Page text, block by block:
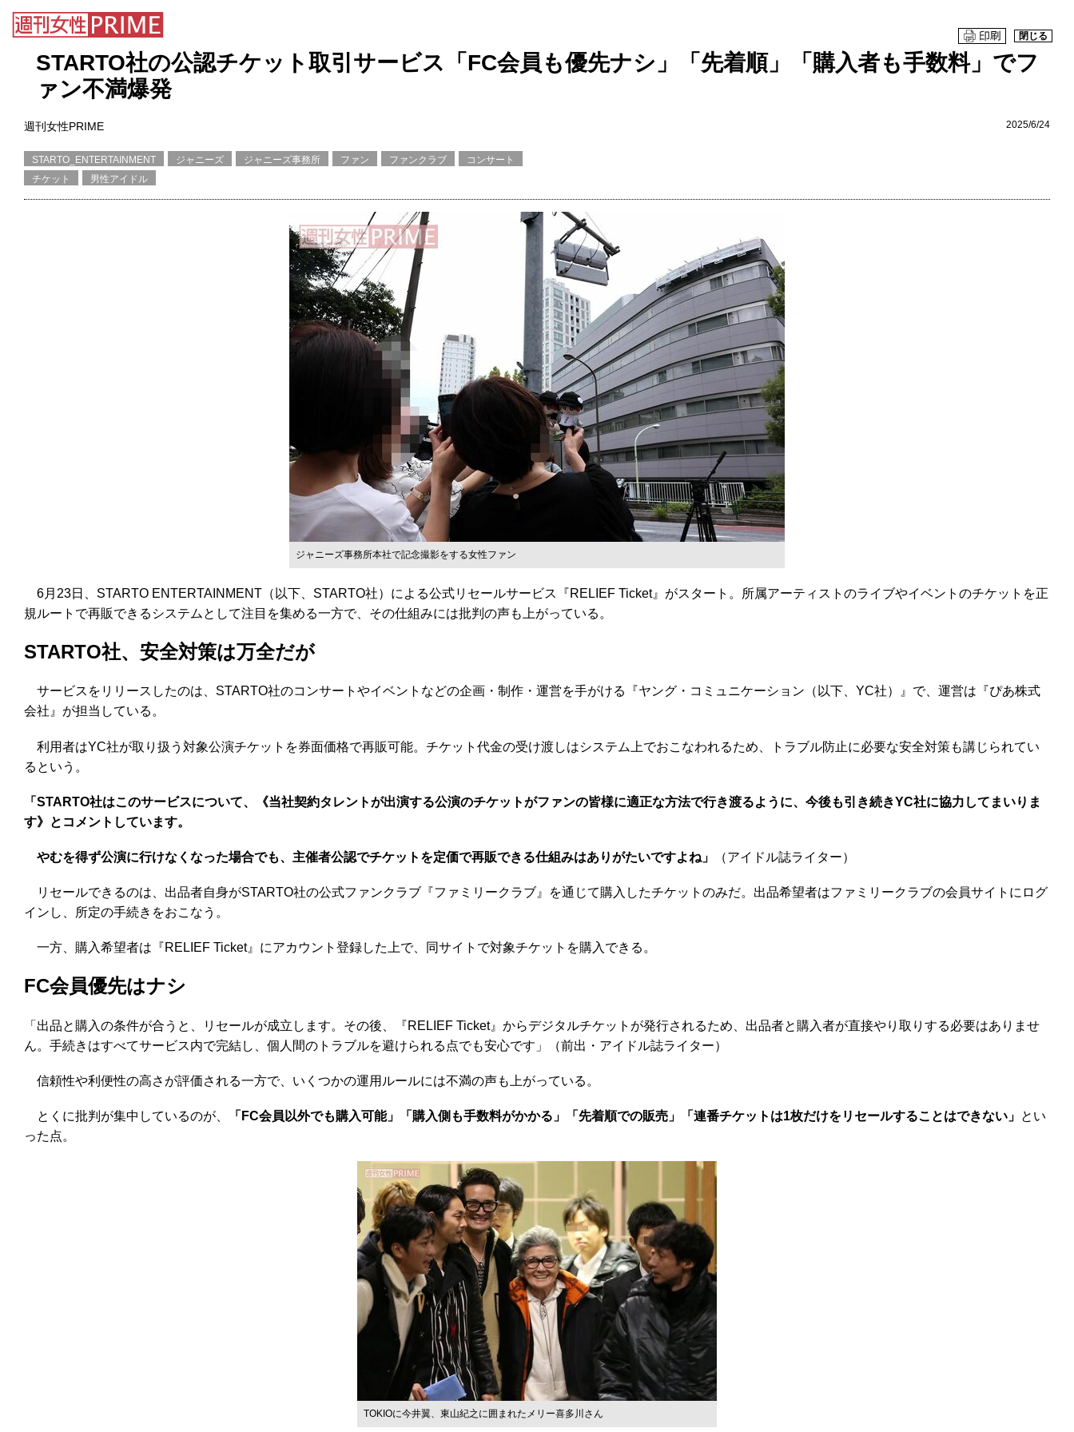
閉じる
STARTO社の公認チケット取引サービス「FC会員も優先ナシ」「先着順」「購入者も手数料」でフ
ァン不満爆発
週刊女性PRIME 2025/6/24
STARTO_ENTERTAINMENT ジャニーズ ジャニーズ事務所 ファン ファンクラブ
コンサート
チケット
男性アイドル
ジャニーズ事務所本社で記念撮影をする女性ファン
6月23日、STARTO ENTERTAINMENT（以下、STARTO社）による公式リセールサービス『RELIEF Ticket』がスタート。所属アーティストのライブやイベントのチケットを正
規ルートで再販できるシステムとして注目を集める一方で、その仕組みには批判の声も上がっている。
STARTO社、安全対策は万全だが
サービスをリリースしたのは、STARTO社のコンサートやイベントなどの企画・制作・運営を手がける『ヤング・コミュニケーション（以下、YC社）』で、運営は『ぴあ株式
会社』が担当している。
利用者はYC社が取り扱う対象公演チケットを券面価格で再販可能。チケット代金の受け渡しはシステム上でおこなわれるため、トラブル防止に必要な安全対策も講じられてい
るという。
「STARTO社はこのサービスについて、《当社契約タレントが出演する公演のチケットがファンの皆様に適正な方法で行き渡るように、今後も引き続きYC社に協力してまいりま
す》とコメントしています。
やむを得ず公演に行けなくなった場合でも、主催者公認でチケットを定価で再販できる仕組みはありがたいですよね」 （アイドル誌ライター）
リセールできるのは、出品者自身がSTARTO社の公式ファンクラブ『ファミリークラブ』を通じて購入したチケットのみだ。出品希望者はファミリークラブの会員サイトにログ
インし、所定の手続きをおこなう。
一方、購入希望者は『RELIEF Ticket』にアカウント登録した上で、同サイトで対象チケットを購入できる。
FC会員優先はナシ
「出品と購入の条件が合うと、リセールが成立します。その後、『RELIEF Ticket』からデジタルチケットが発行されるため、出品者と購入者が直接やり取りする必要はありませ
ん。手続きはすべてサービス内で完結し、個人間のトラブルを避けられる点でも安心です」（前出・アイドル誌ライター）
信頼性や利便性の高さが評価される一方で、いくつかの運用ルールには不満の声も上がっている。
とくに批判が集中しているのが、 「FC会員以外でも購入可能」「購入側も手数料がかかる」「先着順での販売」「連番チケットは1枚だけをリセールすることはできない」 とい
った点。
TOKIOに今井翼、東山紀之に囲まれたメリー喜多川さん